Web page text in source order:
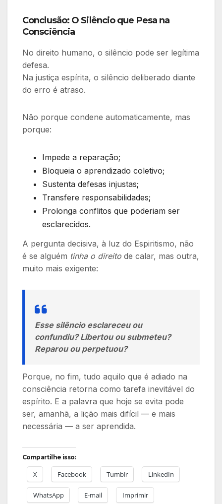
Conclusão: O Silêncio que Pesa na
Consciência
No direito humano, o silêncio pode ser legítima
defesa.
Na justiça espírita, o silêncio deliberado diante
do erro é atraso.
Não porque condene automaticamente, mas
porque:
Impede a reparação;
Bloqueia o aprendizado coletivo;
Sustenta defesas injustas;
Transfere responsabilidades;
Prolonga conflitos que poderiam ser
esclarecidos.
A pergunta decisiva, à luz do Espiritismo, não
é se alguém tinha o direito de calar, mas outra,
muito mais exigente:
Esse silêncio esclareceu ou
confundiu? Libertou ou submeteu?
Reparou ou perpetuou?
Porque, no fim, tudo aquilo que é adiado na
consciência retorna como tarefa inevitável do
espírito. E a palavra que hoje se evita pode
ser, amanhã, a lição mais difícil — e mais
necessária — a ser aprendida.
Compartilhe isso:
X Facebook Tumblr LinkedIn
WhatsApp E-mail Imprimir